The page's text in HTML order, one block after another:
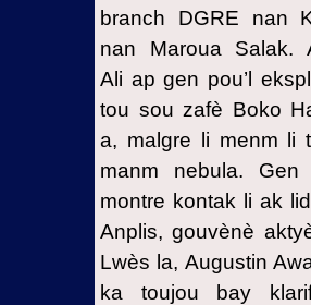
branch DGRE nan
nan Maroua Salak.
Ali ap gen pou’l
tou sou zafè Boko
a, malgre li menm li
manm nebula.
montre kontak li ak
Anplis, gouvènè
Lwès la, Augustin
ka toujou bay